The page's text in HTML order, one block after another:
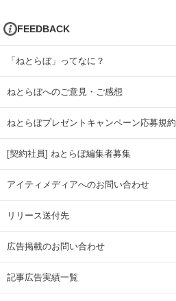
FEEDBACK
「ねとらぼ」ってなに？
ねとらぼへのご意見・ご感想
ねとらぼプレゼントキャンペーン応募規約
[契約社員] ねとらぼ編集者募集
アイティメディアへのお問い合わせ
リリース送付先
広告掲載のお問い合わせ
記事広告実績一覧